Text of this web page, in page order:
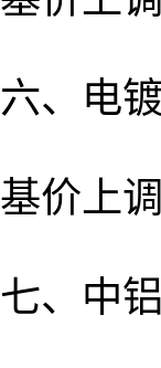
六、电
基价上
七、中